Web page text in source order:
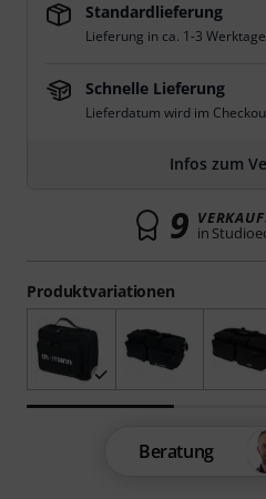
Produktvariationen
Standardlieferung
Lieferung in ca. 1-3
Schnelle Lieferung
Lieferdatum wird im
Infos zum
9 in
Beratung